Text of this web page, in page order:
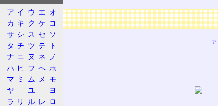
広告
ア
ア イ ウ エ オ
カ キ ク ケ コ
サ シ ス セ ソ
タ チ ツ テ
ト
ナ ニ ヌ ネ
ノ
ハ ヒ フ ヘ ホ
マ ミ ム メ
モ
ヤ
ユ
ヨ
ラ
リ ル レ ロ